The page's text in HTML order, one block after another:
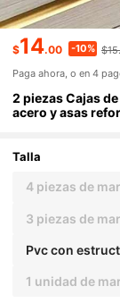
$14.00 -10%
Paga ahora, o en 4
2 piezas Cajas
acero y asas
itorios, excelente
Talla
4 piezas de
3 piezas de
Pvc con
1 unidad de